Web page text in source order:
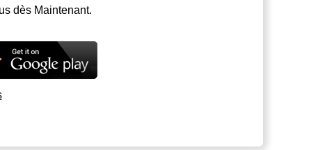
dès Maintenant.